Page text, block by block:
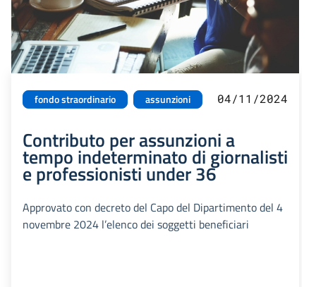
fondo straordinario assunzioni 04/11/2024
Contributo per assunzioni a
tempo indeterminato di giornalisti
e professionisti under 36
Approvato con decreto del Capo del Dipartimento del 4
novembre 2024 l’elenco dei soggetti beneficiari